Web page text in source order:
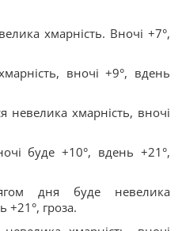
хмарність. Вночі +7°,
вночі +9°, вдень
невелика хмарність, вночі
буде +10°, вдень +21°,
дня буде невелика
+21°, гроза.